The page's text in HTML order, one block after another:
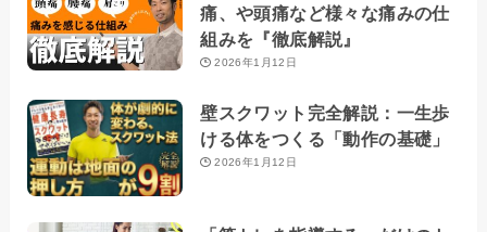
痛、や頭痛など様々な痛みの仕
組みを『徹底解説』
2026年1月12日
壁スクワット完全解説：一生歩
ける体をつくる「動作の基礎」
2026年1月12日